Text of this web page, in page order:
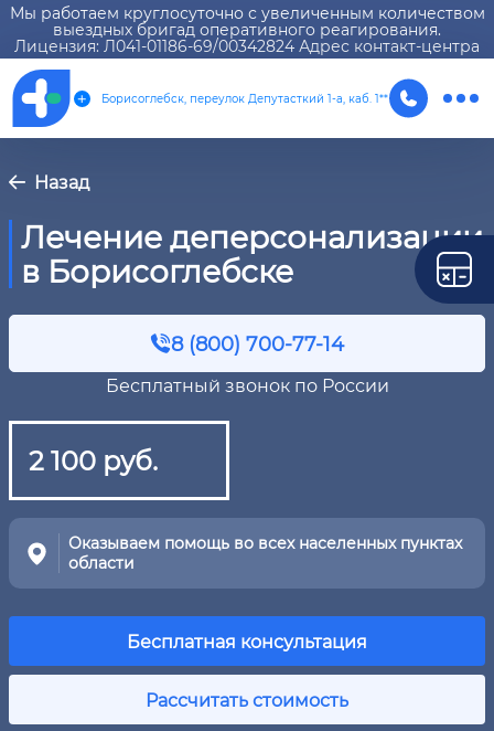
Мы работаем круглосуточно с увеличенным количеством
выездных бригад оперативного реагирования.
Лицензия: Л041-01186-69/00342824 Адрес контакт-центра
Борисоглебск, переулок Депутасткий 1-а, каб. 1**
Назад
Лечение деперсонализации
в Борисоглебске
8 (800) 700-77-14
Бесплатный звонок по России
2 100 руб.
Оказываем помощь во всех населенных пунктах
области
Бесплатная консультация
Рассчитать стоимость